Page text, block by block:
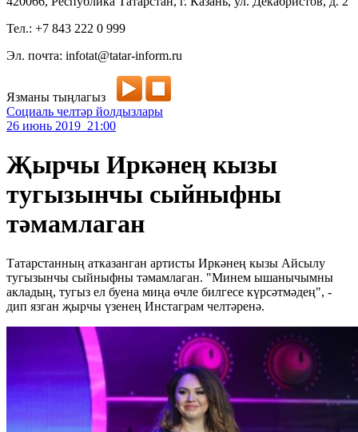
Тел.: +7 843 222 0 999
Эл. почта: infotat@tatar-inform.ru
Язманы тыңлагыз
Социаль челтәр йолдызлары
26 июнь 2019 21:00
Җырчы Иркәнең кызы
тугызынчы сыйныфны
тәмамлаган
Татарстанның атказанган артисты Иркәнең кызы Айсылу
тугызынчы сыйныфны тәмамлаган. "Минем ышанычымны
акладың, тугыз ел буена миңа өчле билгесе күрсәтмәдең", -
дип язган җырчы үзенең Инстаграм челтәренә.